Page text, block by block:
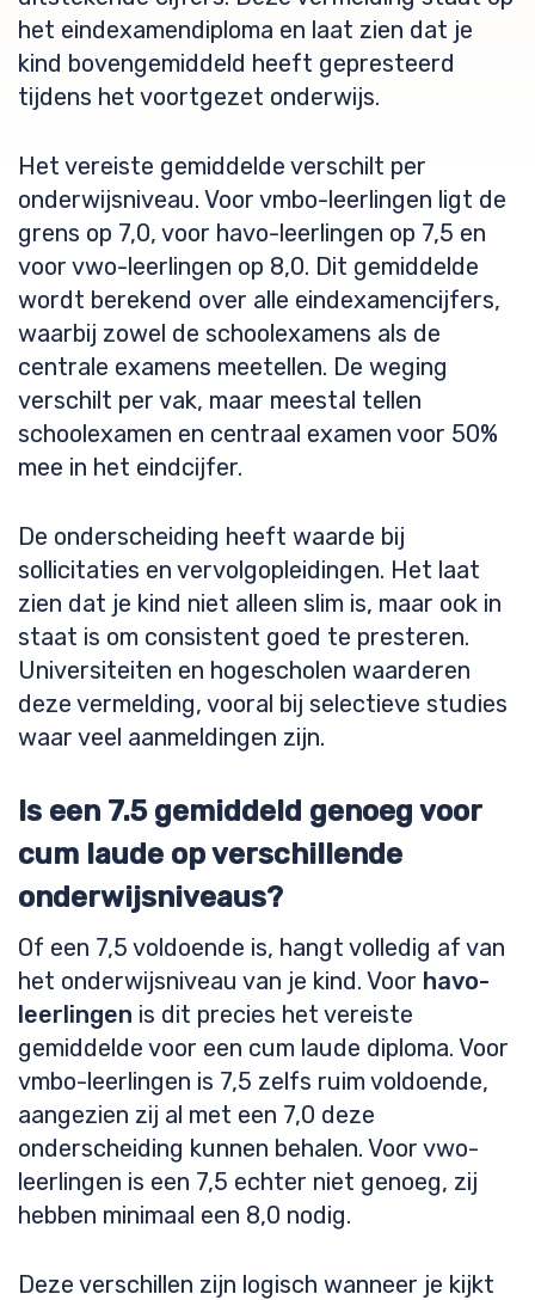
het eindexamendiploma en laat zien dat je
kind bovengemiddeld heeft gepresteerd
tijdens het voortgezet onderwijs.
Het vereiste gemiddelde verschilt per
onderwijsniveau. Voor vmbo-leerlingen ligt de
grens op 7,0, voor havo-leerlingen op 7,5 en
voor vwo-leerlingen op 8,0. Dit gemiddelde
wordt berekend over alle eindexamencijfers,
waarbij zowel de schoolexamens als de
centrale examens meetellen. De weging
verschilt per vak, maar meestal tellen
schoolexamen en centraal examen voor 50%
mee in het eindcijfer.
De onderscheiding heeft waarde bij
sollicitaties en vervolgopleidingen. Het laat
zien dat je kind niet alleen slim is, maar ook in
staat is om consistent goed te presteren.
Universiteiten en hogescholen waarderen
deze vermelding, vooral bij selectieve studies
waar veel aanmeldingen zijn.
Is een 7.5 gemiddeld genoeg voor
cum laude op verschillende
onderwijsniveaus?
Of een 7,5 voldoende is, hangt volledig af van
het onderwijsniveau van je kind. Voor havo-
leerlingen is dit precies het vereiste
gemiddelde voor een cum laude diploma. Voor
vmbo-leerlingen is 7,5 zelfs ruim voldoende,
aangezien zij al met een 7,0 deze
onderscheiding kunnen behalen. Voor vwo-
leerlingen is een 7,5 echter niet genoeg, zij
hebben minimaal een 8,0 nodig.
Deze verschillen zijn logisch wanneer je kijkt